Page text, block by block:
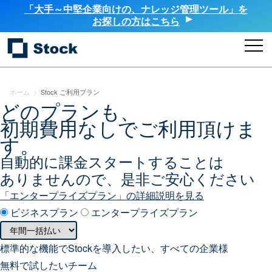
「大手～中堅企業向けの、ナレッジ管理ツール」を
お探しの方はこちら
ホーム > Stock ご利用プラン
どのプランも、
初期費用なしでご利用頂けま
す。
自動的に課金スタートすることは
ありませんので、是非ご安心ください
「エンタープライズプラン」の詳細説明を見る
ビジネスプラン
エンタープライズプラン
標準的な機能でStockを導入したい、すべての企業様
無料で試したいチーム